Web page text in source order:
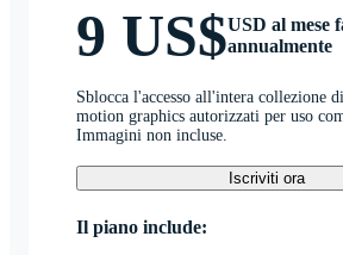
9 US$USD al mese
annualmente
Sblocca l'accesso all'intera collezione
motion graphics autorizzati per uso
Immagini non incluse.
Iscriviti ora
Il piano include: